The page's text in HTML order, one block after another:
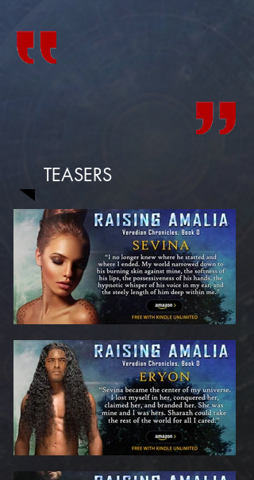
TEASERS